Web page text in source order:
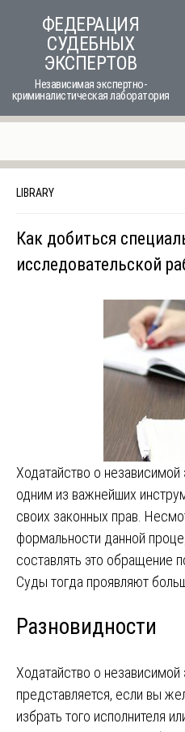
ФЕДЕРАЦИЯ
СУДЕБНЫХ
ЭКСПЕРТОВ
Независимая экспертно-
криминалистическая лаборатория
LIBRARY
Как добиться
исследовательской
Ходатайство о
одним из важнейших
своих законных прав.
формальности данной
составлять это обращение
Суды тогда проявляют
Разновидности
Ходатайство о независимой
представляется, если вы
избрать того исполнителя